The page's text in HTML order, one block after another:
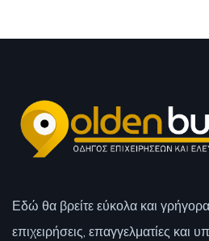
Εδώ θα βρείτε εύκολα και γρήγορα
επιχειρήσεις, επαγγελματίες και